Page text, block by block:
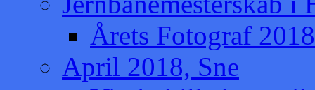
Årets Fotograf 2018
April 2018, Sne